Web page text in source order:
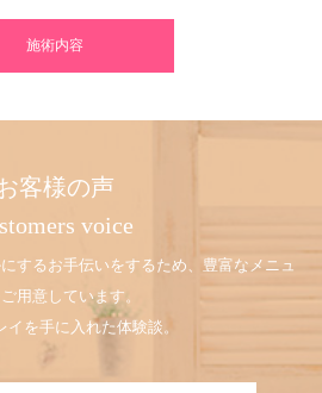
施術内容
客様の声
voice
するお手伝いをするため、豊富なメニュ
用意しています。
イを手に入れた体験談。